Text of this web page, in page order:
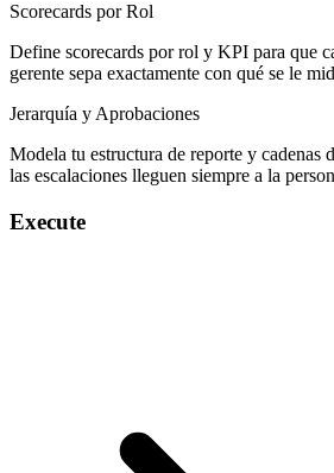
Scorecards por Rol
Define scorecards por rol y KPI para que
gerente sepa exactamente con qué se le
Jerarquía y Aprobaciones
Modela tu estructura de reporte y cadenas
las escalaciones lleguen siempre a la
Execute